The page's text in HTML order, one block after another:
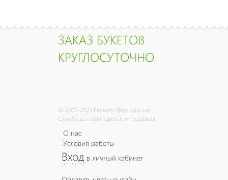
ЗАКАЗ БУКЕТОВ
КРУГЛОСУТОЧНО
© 2007-2023 Flowers-Shop.com.ua -
Служба доставки цветов и подарков
О нас
Условия работы
Вход в личный кабинет